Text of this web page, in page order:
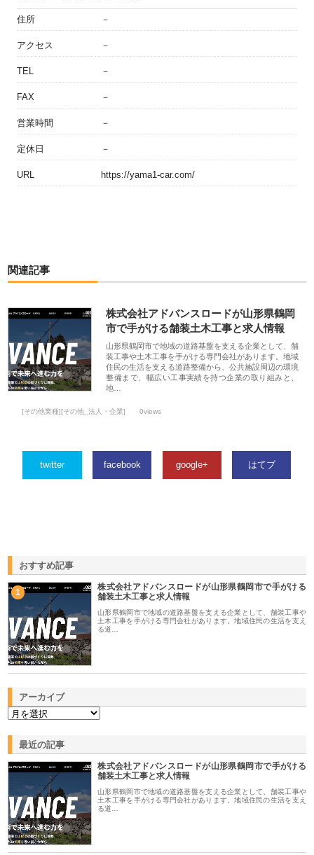
住所 －
アクセス －
TEL －
FAX －
営業時間 －
定休日 －
URL https://yama1-car.com/
関連記事
株式会社アドバンスロードが山形県鶴岡
市で手がける舗装土木工事と求人情報
山形県鶴岡市で地域の道路基盤を支える企業として、舗
装工事や土木工事を手がける専門会社があります。地域
住民の生活を支える道路整備から、公共施設周辺の環境
整備まで、幅広い工事実績を持つ企業の取り組みと、
地…
[その他業種][その他_法人・企業] 0views
twitter facebook google+ はてブ
おすすめ記事
1
株式会社アドバンスロードが山形県鶴岡市で手がける
舗装土木工事と求人情報
山形県鶴岡市で地域の道路基盤を支える企業として、舗装工事や
土木工事を手がける専門会社があります。地域住民の生活を支え
る道…
アーカイブ
最近の記事
株式会社アドバンスロードが山形県鶴岡市で手がける
舗装土木工事と求人情報
山形県鶴岡市で地域の道路基盤を支える企業として、舗装工事や
土木工事を手がける専門会社があります。地域住民の生活を支え
る道…